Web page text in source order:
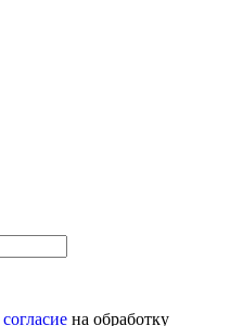
согласие на обработку